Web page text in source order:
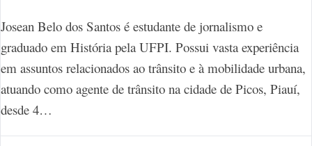
Josean Belo dos Santos é estudante de jornalismo e
graduado em História pela UFPI. Possui vasta experiência
em assuntos relacionados ao trânsito e à mobilidade urbana,
atuando como agente de trânsito na cidade de Picos, Piauí,
desde 4…